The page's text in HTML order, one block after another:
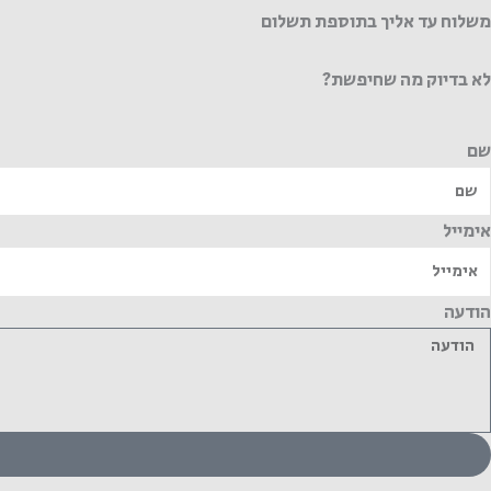
משלוח עד אליך בתוספת תשלום
לא בדיוק מה שחיפשת?
שם
אימייל
הודעה